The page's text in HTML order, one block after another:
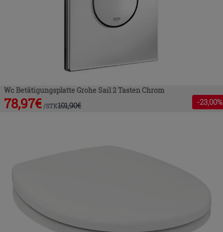
Wc Betätigungsplatte Grohe Sail 2 Tasten Chrom
78,97€ /STK101,90€ -23,00%